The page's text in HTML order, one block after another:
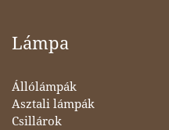
Lámpa
Állólámpák
Asztali lámpák
Csillárok